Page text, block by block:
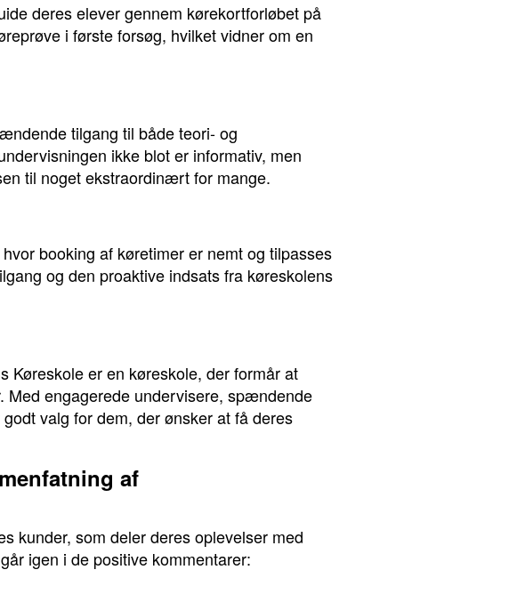
deres elever gennem kørekortforløbet på
i første forsøg, hvilket vidner om en
tilgang til både teori- og
ikke blot er informativ, men
til noget ekstraordinært for mange.
booking af køretimer er nemt og tilpasses
og den proaktive indsats fra køreskolens
Køreskole er en køreskole, der formår at
engagerede undervisere, spændende
valg for dem, der ønsker at få deres
af
kunder, som deler deres oplevelser med
igen i de positive kommentarer: